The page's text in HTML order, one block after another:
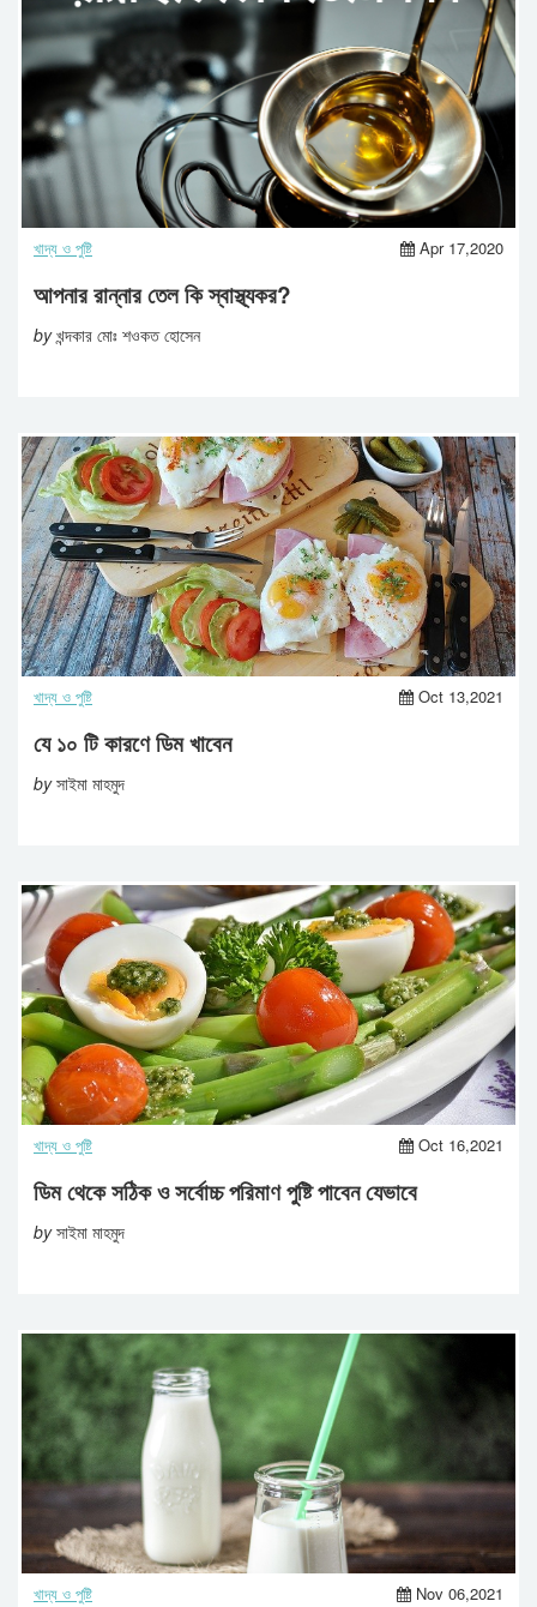
খাদ্য ও পুষ্টি Apr 17,2020
আপনার রান্নার তেল কি স্বাস্থ্যকর?
byখন্দকার মোঃ শওকত হোসেন
খাদ্য ও পুষ্টি Oct 13,2021
যে ১০ টি কারণে ডিম খাবেন
byসাইমা মাহমুদ
খাদ্য ও পুষ্টি Oct 16,2021
ডিম থেকে সঠিক ও সর্বোচ্চ পরিমাণ পুষ্টি পাবেন যেভাবে
byসাইমা মাহমুদ
খাদ্য ও পুষ্টি Nov 06,2021